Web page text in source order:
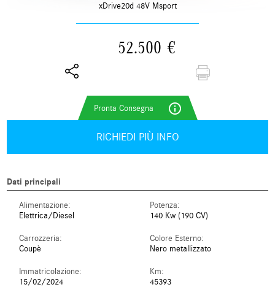
xDrive20d 48V Msport
52.500 €
info_outline
RICHIEDI PIÙ INFO
Dati principali
Alimentazione:
Elettrica/Diesel
Potenza:
140 Kw (190 CV)
Carrozzeria:
Coupè
Colore Esterno:
Nero metallizzato
Immatricolazione:
15/02/2024
Km:
45393